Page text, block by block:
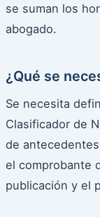
se suman los
abogado.
¿Qué se
Se necesita
Clasificador de
de
el comprobante
publicación y el